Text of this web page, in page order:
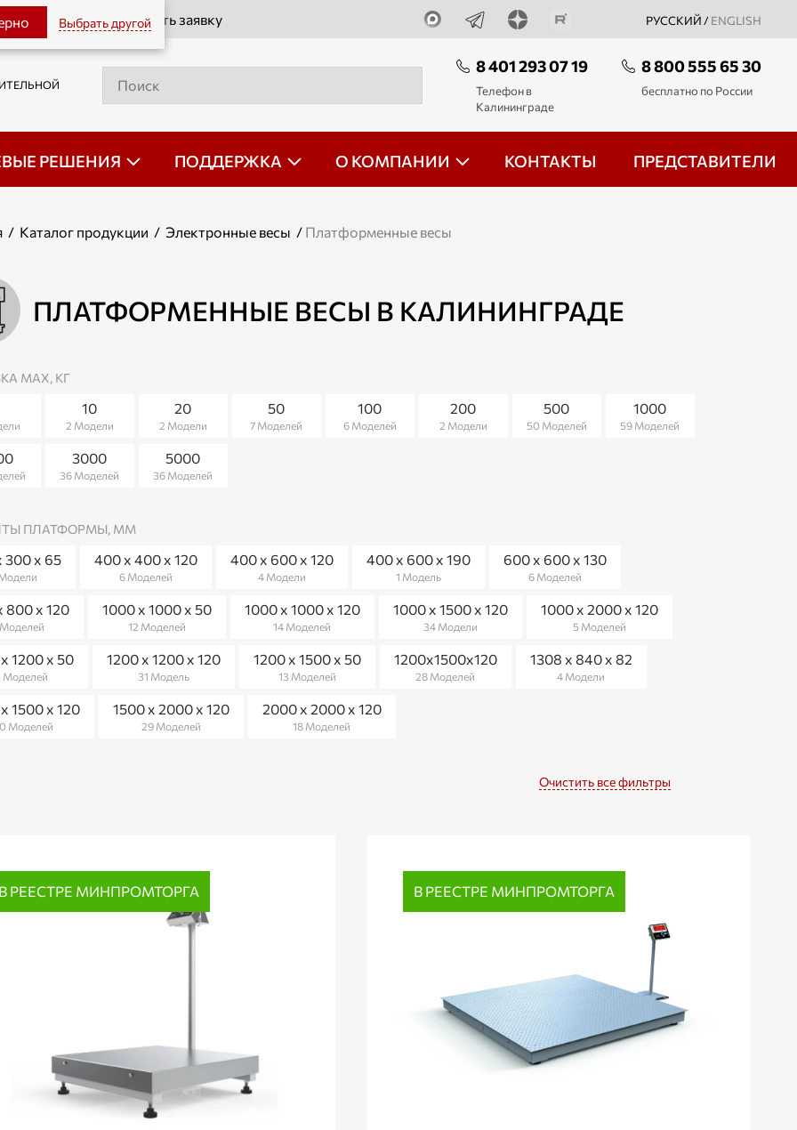
Выбрать другой РУССКИЙ / ENGLISH
Оставить заявку
8 401 293 07 19
Телефон в
Калининграде
8 800 555 65 30
бесплатно по России
РЕШЕНИЯ ПОДДЕРЖКА О КОМПАНИИ КОНТАКТЫ ПРЕДСТАВИТЕЛИ
/ Каталог продукции / Электронные весы / Платформенные весы
ПЛАТФОРМЕННЫЕ ВЕСЫ В КАЛИНИНГРАДЕ
МАХ, КГ
10
2 Модели
20
2 Модели
50
7 Моделей
100
6 Моделей
200
2 Модели
500
50 Моделей
1000
59 Моделей
3000
36 Моделей
5000
36 Моделей
ПЛАТФОРМЫ, ММ
300 х 65 400 x 400 x 120
6 Моделей
400 x 600 x 120
4 Модели
400 х 600 х 190
1 Модель
600 x 600 x 130
6 Моделей
800 х 120 1000 х 1000 х 50
12 Моделей
1000 х 1000 х 120
14 Моделей
1000 х 1500 х 120
34 Модели
1000 х 2000 х 120
5 Моделей
1200 х 50
Моделей
1200 х 1200 х 120
31 Модель
1200 х 1500 х 50
13 Моделей
1200х1500х120
28 Моделей
1308 х 840 х 82
4 Модели
1500 х 120
Моделей
1500 х 2000 х 120
29 Моделей
2000 х 2000 х 120
18 Моделей
Очистить все фильтры
В РЕЕСТРЕ МИНПРОМТОРГА В РЕЕСТРЕ МИНПРОМТОРГА